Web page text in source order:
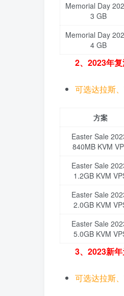
Memorial Day
3 GB
Memorial Day
4 GB
2、2023年
可选达拉斯
方案
Easter Sale
840MB KVM
Easter Sale
1.2GB KVM
Easter Sale
2.0GB KVM
Easter Sale
5.0GB KVM
3、2023新
可选达拉斯